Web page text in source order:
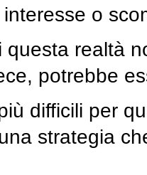
o
questa realtà
potrebbe
difficili per
strategia